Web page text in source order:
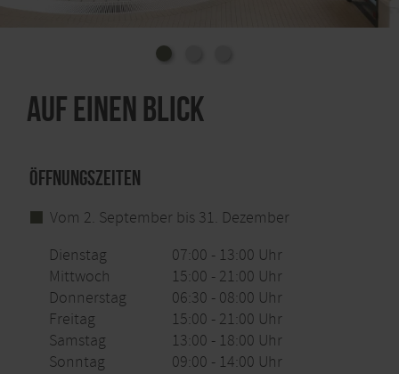
Auf einen Blick
Öffnungszeiten
Vom 2. September bis 31. Dezember
Dienstag
07:00 - 13:00 Uhr
Mittwoch
15:00 - 21:00 Uhr
Donnerstag
06:30 - 08:00 Uhr
Freitag
15:00 - 21:00 Uhr
Samstag
13:00 - 18:00 Uhr
Sonntag
09:00 - 14:00 Uhr